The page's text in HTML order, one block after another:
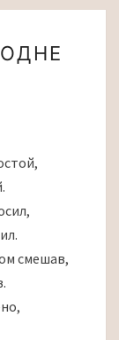
смешав,